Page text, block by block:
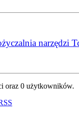
narzędzi
oraz 0 użytkowników.